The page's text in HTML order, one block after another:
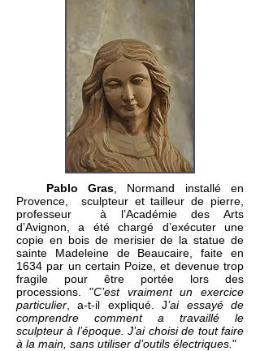
Pablo Gras , Normand installé en
Provence,
sculpteur et tailleur de pierre,
professeurà l’Académie des Arts
d’Avignon, a été chargé d’exécuter une
copie en bois de merisier de la statue de
sainte Madeleine de Beaucaire, faite en
1634 par un certain Poize, et devenue trop
fragile pour être portée lors des
processions. "C’est vraiment un exercice
particulier , a-t-il expliqué. J’ai essayé de
comprendre comment a travaillé le
sculpteur à l’époque. J’ai choisi de tout faire
à la main, sans utiliser d’outils électriques. "